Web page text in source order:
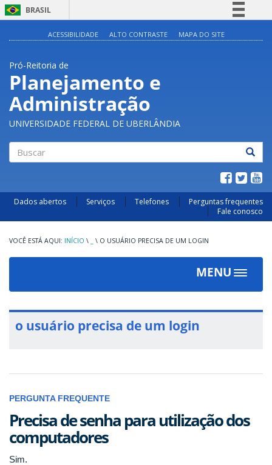
BRASIL
Acesso à informação
ACESSIBILIDADE ALTO CONTRASTE MAPA DO SITE
Pró-Reitoria de
Planejamento e
Administração
UNIVERSIDADE FEDERAL DE UBERLÂNDIA
Dados abertos Serviços Telefones
Perguntas frequentes
Fale conosco
INÍCIO \ \ O USUÁRIO PRECISA DE UM LOGIN
MENU
Toggle
o usuário precisa de um login
PERGUNTA FREQUENTE
Precisa de senha para utilização dos
computadores
Sim.